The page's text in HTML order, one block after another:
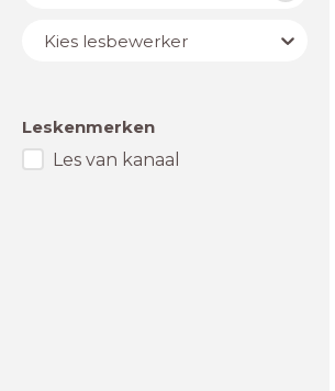
Lesbewerker
Kies lesbewerker
Leskenmerken
Les van kanaal